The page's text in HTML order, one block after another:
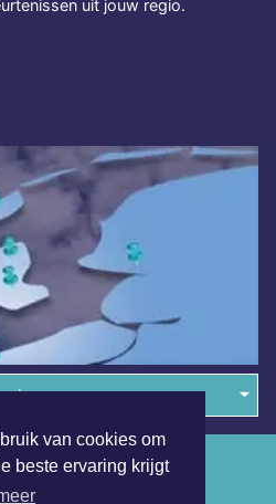
van cookies om
beste ervaring krijgt
uit jouw regio.